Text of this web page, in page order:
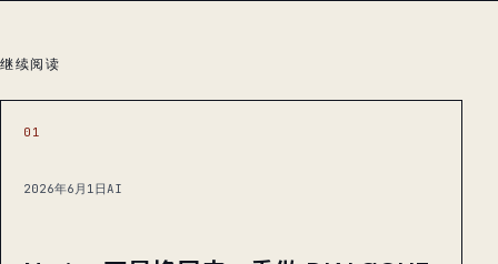
继续阅读
01
2026年6月1日 AI